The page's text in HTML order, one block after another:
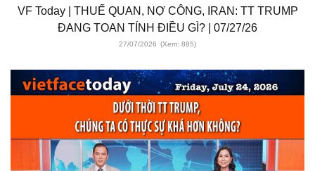
VF Today | THUẾ QUAN, NỢ CÔNG, IRAN: TT TRUMP
ĐANG TOAN TÍNH ĐIỀU GÌ? | 07/27/26
27/07/2026 (Xem: 885)